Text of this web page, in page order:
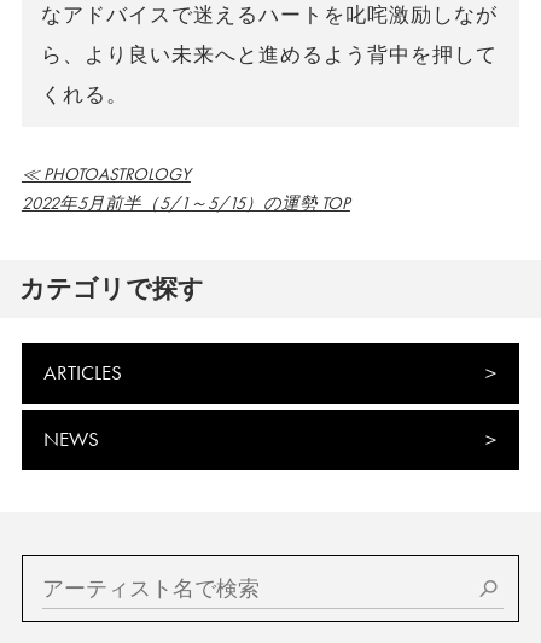
なアドバイスで迷えるハートを叱咤激励しなが
ら、より良い未来へと進めるよう背中を押して
くれる。
≪ PHOTOASTROLOGY
2022年5月前半（5/1～5/15）の運勢 TOP
カテゴリで探す
ARTICLES
NEWS